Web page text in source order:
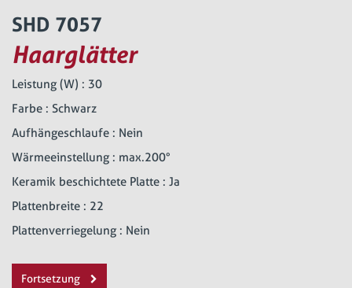
SHD 7057
Haarglätter
Leistung (W) : 30
Farbe : Schwarz
Aufhängeschlaufe : Nein
Wärmeeinstellung : max.200°
Keramik beschichtete Platte : Ja
Plattenbreite : 22
Plattenverriegelung : Nein
Fortsetzung